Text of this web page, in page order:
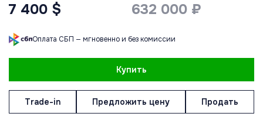
7 400 $ 632 000 ₽
Оплата СБП — мгновенно и без комиссии
Купить
Trade-in Предложить цену Продать